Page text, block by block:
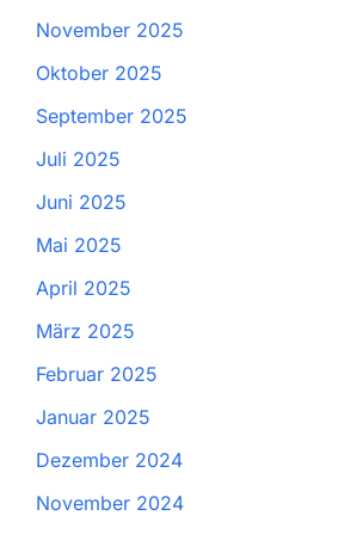
November 2025
Oktober 2025
September 2025
Juli 2025
Juni 2025
Mai 2025
April 2025
März 2025
Februar 2025
Januar 2025
Dezember 2024
November 2024